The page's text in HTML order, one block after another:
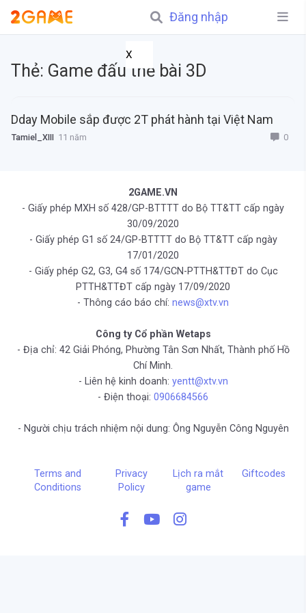
Đăng nhập
X
Thẻ: Game đấu thẻ bài 3D
Dday Mobile sắp được 2T phát hành tại Việt Nam
Tamiel_XIII 11 năm 0
2GAME.VN
- Giấy phép MXH số 428/GP-BTTTT do Bộ TT&TT cấp ngày
30/09/2020
- Giấy phép G1 số 24/GP-BTTTT do Bộ TT&TT cấp ngày
17/01/2020
- Giấy phép G2, G3, G4 số 174/GCN-PTTH&TTĐT do Cục
PTTH&TTĐT cấp ngày 17/09/2020
- Thông cáo báo chí: news@xtv.vn
Công ty Cổ phần Wetaps
- Địa chỉ: 42 Giải Phóng, Phường Tân Sơn Nhất, Thành phố Hồ
Chí Minh.
- Liên hệ kinh doanh: yentt@xtv.vn
- Điện thoại: 0906684566
- Người chịu trách nhiệm nội dung: Ông Nguyễn Công Nguyên
Terms and
Conditions
Privacy
Policy
Lịch ra mắt
game
Giftcodes